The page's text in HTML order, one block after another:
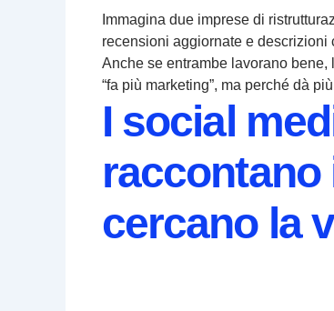
Immagina due imprese di
recensioni aggiornate e
Anche se entrambe lavorano
“fa più marketing”, ma perché dà
I social
raccontano
cercano la